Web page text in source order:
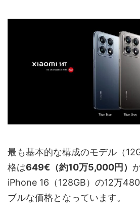
最も基本的な構成のモデル（
格は649€（約10万5,000円）
iPhone 16（128GB）の12万
ブルな価格となっています。